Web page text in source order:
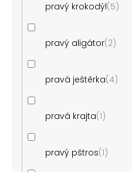
pravý krokodýl 5
pravý aligátor 2
pravá ještěrka 4
pravá krajta 1
pravý pštros 1